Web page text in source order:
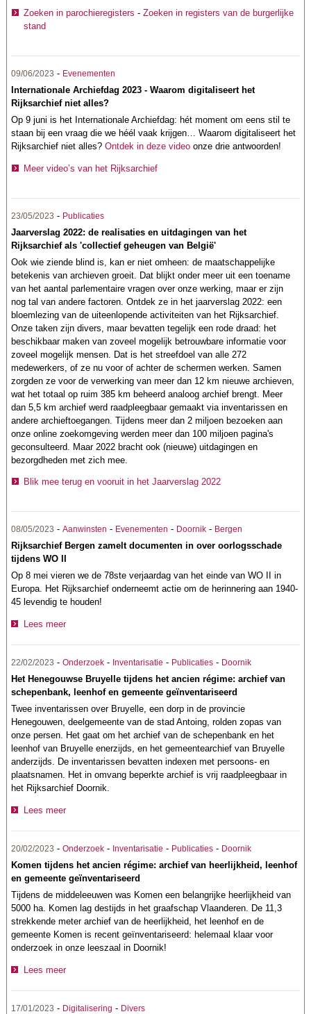
Zoeken in parochieregisters -Zoeken in registers van de burgerlijke
stand
09/06/2023 - Evenementen
Internationale Archiefdag 2023 - Waarom digitaliseert het
Rijksarchief niet alles?
Op 9 juni is het Internationale Archiefdag: hét moment om eens stil te
staan bij een vraag die we héél vaak krijgen… Waarom digitaliseert het
Rijksarchief niet alles?Ontdek in deze video onze drie antwoorden!
Meer video’s van het Rijksarchief
23/05/2023 - Publicaties
Jaarverslag 2022: de realisaties en uitdagingen van het
Rijksarchief als 'collectief geheugen van België'
Ook wie ziende blind is, kan er niet omheen: de maatschappelijke
betekenis van archieven groeit. Dat blijkt onder meer uit een toename
van het aantal parlementaire vragen over onze werking, maar er zijn
nog tal van andere factoren. Ontdek ze in het jaarverslag 2022: een
bloemlezing van de uiteenlopende activiteiten van het Rijksarchief.
Onze taken zijn divers, maar bevatten tegelijk een rode draad: het
beschikbaar maken van zoveel mogelijk betrouwbare informatie voor
zoveel mogelijk mensen. Dat is het streefdoel van alle 272
medewerkers, of ze nu voor of achter de schermen werken. Samen
zorgden ze voor de verwerking van meer dan 12 km nieuwe archieven,
wat het totaal op ruim 385 km beheerd analoog archief brengt. Meer
dan 5,5 km archief werd raadpleegbaar gemaakt via inventarissen en
andere archieftoegangen. Tijdens meer dan 2 miljoen bezoeken aan
onze online zoekomgeving werden meer dan 100 miljoen pagina's
geconsulteerd. Maar 2022 bracht ook (nieuwe) uitdagingen en
bezorgdheden met zich mee.
Blik mee terug en vooruit in het Jaarverslag 2022
08/05/2023 -Aanwinsten - Evenementen - Doornik - Bergen
Rijksarchief Bergen zamelt documenten in over oorlogsschade
tijdens WO II
Op 8 mei vieren we de 78ste verjaardag van het einde van WO II in
Europa. Het Rijksarchief onderneemt actie om de herinnering aan 1940-
45 levendig te houden!
Lees meer
22/02/2023 -Onderzoek - Inventarisatie - Publicaties - Doornik
Het Henegouwse Bruyelle tijdens het ancien régime: archief van
schepenbank, leenhof en gemeente geïnventariseerd
Twee inventarissen over Bruyelle, een dorp in de provincie
Henegouwen, deelgemeente van de stad Antoing, rolden zopas van
onze persen. Het gaat om het archief van de schepenbank en het
leenhof van Bruyelle enerzijds, en het gemeentearchief van Bruyelle
anderzijds. De inventarissen bevatten indexen met persoons- en
plaatsnamen. Het in omvang beperkte archief is vrij raadpleegbaar in
het Rijksarchief Doornik.
Lees meer
20/02/2023 -Onderzoek - Inventarisatie - Publicaties - Doornik
Komen tijdens het ancien régime: archief van heerlijkheid, leenhof
en gemeente geïnventariseerd
Tijdens de middeleeuwen was Komen een belangrijke heerlijkheid van
5000 ha. Komen lag destijds in het graafschap Vlaanderen. De 11,3
strekkende meter archief van de heerlijkheid, het leenhof en de
gemeente Komen is recent geïnventariseerd: helemaal klaar voor
onderzoek in onze leeszaal in Doornik!
Lees meer
17/01/2023 - Digitalisering - Divers